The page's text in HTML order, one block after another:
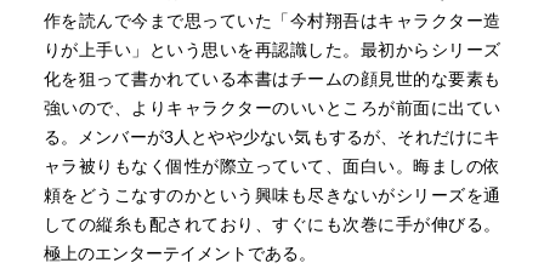
作を読んで今まで思っていた「今村翔吾はキャラクター造
りが上手い」という思いを再認識した。最初からシリーズ
化を狙って書かれている本書はチームの顔見世的な要素も
強いので、よりキャラクターのいいところが前面に出てい
る。メンバーが3人とやや少ない気もするが、それだけにキ
ャラ被りもなく個性が際立っていて、面白い。晦ましの依
頼をどうこなすのかという興味も尽きないがシリーズを通
しての縦糸も配されており、すぐにも次巻に手が伸びる。
極上のエンターテイメントである。